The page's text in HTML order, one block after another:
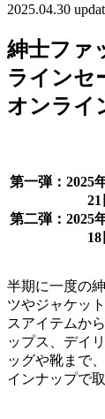
2025.04.30
紳士ファ
ラインセ
オンライ
第一弾：2025
第二弾：2025
半期に一度の
ツやジャケッ
スアイテムか
ップス、デイ
ッグや靴まで
インナップで